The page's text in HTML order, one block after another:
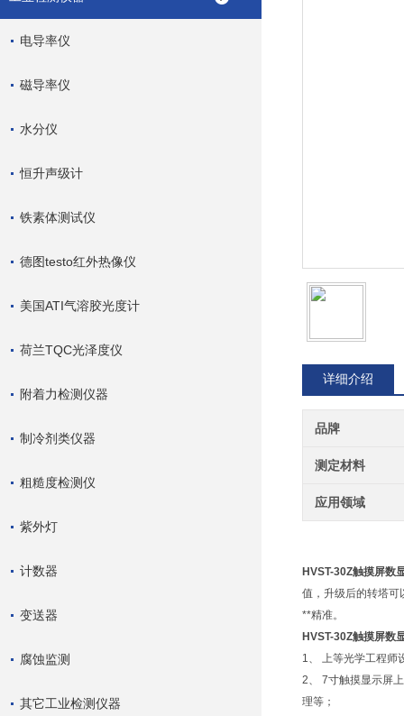
电导率仪
磁导率仪
水分仪
恒升声级计
铁素体测试仪
德图testo红外热像仪
美国ATI气溶胶光度计
荷兰TQC光泽度仪
附着力检测仪器
制冷剂类仪器
粗糙度检测仪
紫外灯
计数器
变送器
腐蚀监测
其它工业检测仪器
详细介绍
品牌
测定材料
应用领域
HVST-30Z触摸屏数
值，升级后的转塔可
**精准。
HVST-30Z触摸屏数
1、 上等光学工程师
2、 7寸触摸显示屏
理等；